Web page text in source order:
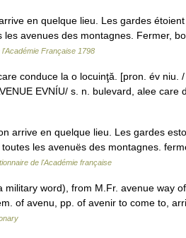
en quelque lieu. Les gardes
avenues des montagnes. Fermer,
l'Académie Française 1798
conduce la o locuinţă. [pron. év niu. /
EVNÍU/ s. n. bulevard, alee care
arrive en quelque lieu. Les gardes
les avenuës des montagnes.
de l'Académie française
word), from M.Fr. avenue way
of avenu, pp. of avenir to come to,